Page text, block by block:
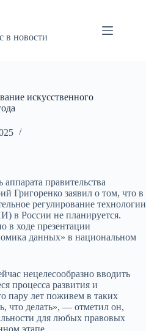
в новости
искусственного
правительства
Григоренко заявил о том, что в
регулирование технологии
в России не планируется.
в ходе презентации
данных» в национальном
нецелесообразно вводить
процесса развития и
лет поживем в таких
что делать», — отметил он,
для любых правовых
этапе.